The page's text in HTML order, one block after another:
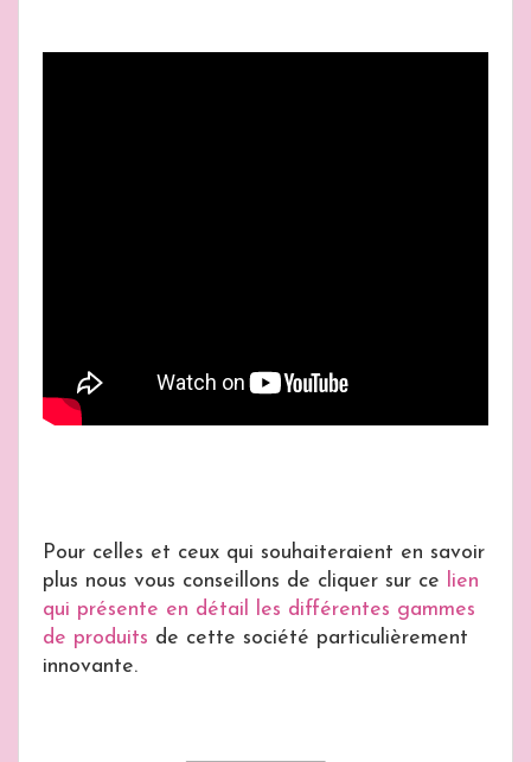
Pour celles et ceux qui souhaiteraient en savoir
plus nous vous conseillons de cliquer sur ce
lien
qui présente en détail les différentes gammes
de produits de cette société particulièrement
innovante.